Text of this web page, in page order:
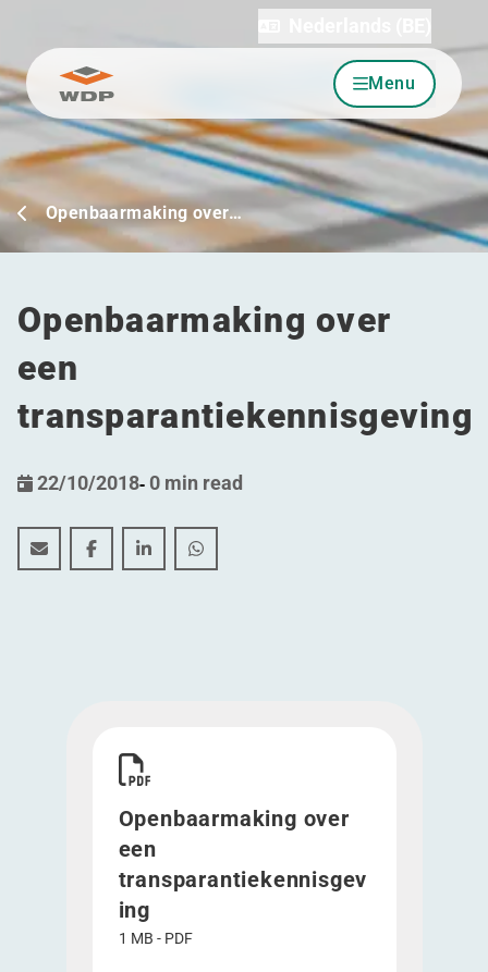
Ga naar inhoud Menu
Openbaarmaking over…
Openbaarmaking over
een
transparantiekennisgeving
22/10/2018- 0 min read
Openbaarmaking over een transparantiekennisgeving
Openbaarmaking over een
Openbaarmaking over een
Openbaarmaking over een
Openbaarmaking over
een
transparantiekennisgev
ing
1 MB - PDF